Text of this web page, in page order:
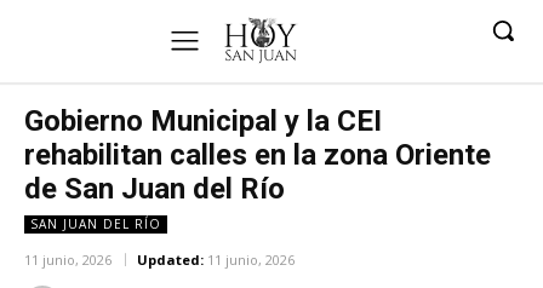
Gobierno Municipal y la CEI
rehabilitan calles en la zona Oriente
de San Juan del Río
SAN JUAN DEL RÍO
11 junio, 2026 Updated: 11 junio, 2026